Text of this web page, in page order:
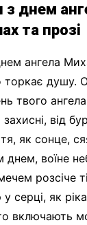
з днем
та прозі
ангела
торкає душу.
твого
від
як сонце,
воїне
розсіче
у серці, як
включають